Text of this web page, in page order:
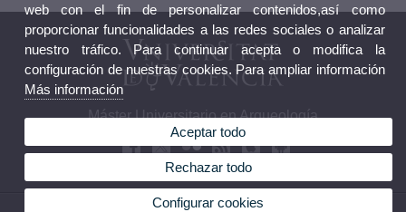
Máster Universitario en Arqueología
© 2026 UV. - Avda Blasco Ibañez 28. 46010 Valencia. Teléfono: 96 3864242
web con el fin de personalizar contenidos,así como
proporcionar funcionalidades a las redes sociales o analizar
nuestro tráfico. Para continuar acepta o modifica la
configuración de nuestras cookies. Para ampliar información
Más información
Aceptar todo
Rechazar todo
Configurar cookies